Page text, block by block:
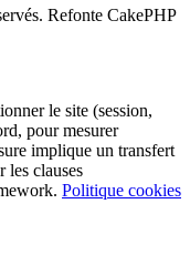
Refonte CakePHP
le site (session,
pour mesurer
implique un transfert
les clauses
Politique cookies